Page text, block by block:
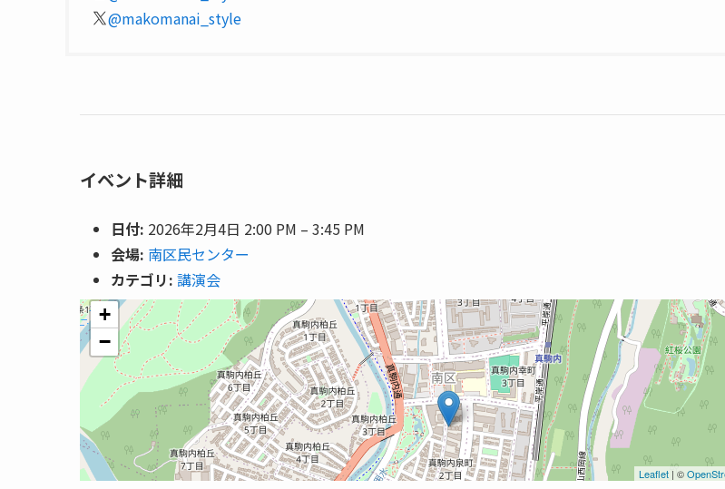
@makomanai_style
イベント詳細
日付: 2026年2月4日 2:00 PM – 3:45 PM
会場: 南区民センター
カテゴリ: 講演会
+
−
Leaflet | ©